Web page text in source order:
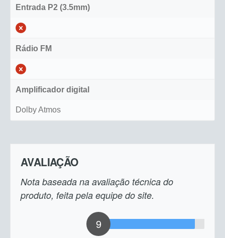
Entrada P2 (3.5mm)
Rádio FM
Amplificador digital
Dolby Atmos
AVALIAÇÃO
Nota baseada na avaliação técnica do
produto, feita pela equipe do site.
9